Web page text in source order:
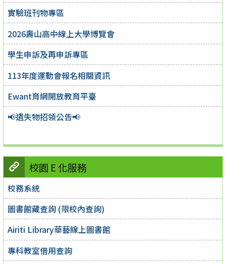
實驗班刊物專區
2026壽山高中線上大學博覽會
學生申訴及再申訴專區
113年度運動會報名相關資訊
Ewant育網開放教育平臺
📢遺失物招領公告📢
校園 E 化服務
校務系統
圖書館藏查詢 (限校內查詢)
Airiti Library華藝線上圖書館
專科教室借用查詢